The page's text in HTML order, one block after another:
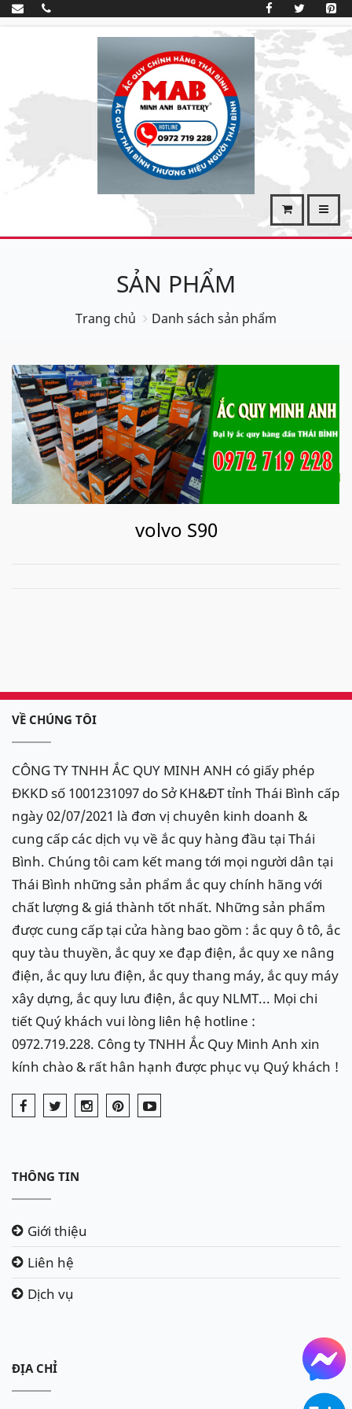
SẢN PHẨM
Trang chủ Danh sách sản phẩm
volvo S90
VỀ CHÚNG TÔI
CÔNG TY TNHH ẮC QUY MINH ANH có giấy phép
ĐKKD số 1001231097 do Sở KH&ĐT tỉnh Thái Bình cấp
ngày 02/07/2021 là đơn vị chuyên kinh doanh &
cung cấp các dịch vụ về ắc quy hàng đầu tại Thái
Bình. Chúng tôi cam kết mang tới mọi người dân tại
Thái Bình những sản phẩm ắc quy chính hãng với
chất lượng & giá thành tốt nhất. Những sản phẩm
được cung cấp tại cửa hàng bao gồm : ắc quy ô tô, ắc
quy tàu thuyền, ắc quy xe đạp điện, ắc quy xe nâng
điện, ắc quy lưu điện, ắc quy thang máy, ắc quy máy
xây dựng, ắc quy lưu điện, ắc quy NLMT... Mọi chi
tiết Quý khách vui lòng liên hệ hotline :
0972.719.228. Công ty TNHH Ắc Quy Minh Anh xin
kính chào & rất hân hạnh được phục vụ Quý khách !
THÔNG TIN
Giới thiệu
Liên hệ
Dịch vụ
ĐỊA CHỈ